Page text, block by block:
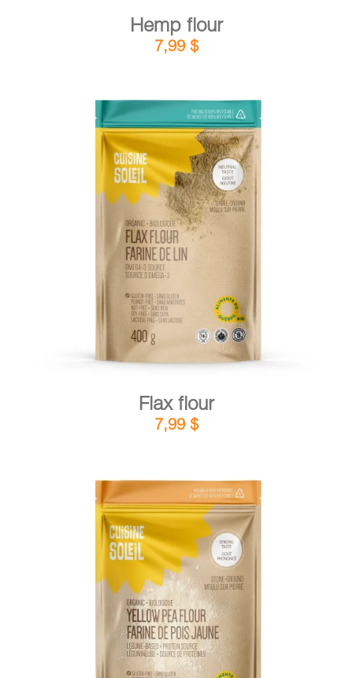
Hemp flour
7,99 $
ADD TO CART DETAILS
Flax flour
7,99 $
ADD TO CART / DETAILS